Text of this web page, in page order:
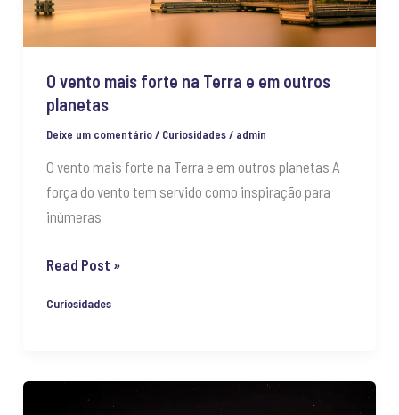
O vento mais forte na Terra e em outros
planetas
Deixe um comentário / Curiosidades/ admin
O vento mais forte na Terra e em outros planetas A
força do vento tem servido como inspiração para
inúmeras
e
planetas
Read Post »
Curiosidades